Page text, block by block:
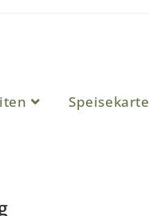
Speisekarte